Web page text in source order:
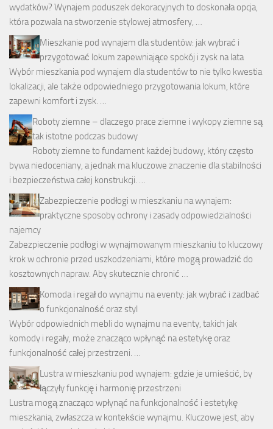
wydatków? Wynajem poduszek dekoracyjnych to doskonała opcja,
która pozwala na stworzenie stylowej atmosfery, …
Mieszkanie pod wynajem dla studentów: jak wybrać i
przygotować lokum zapewniające spokój i zysk na lata
Wybór mieszkania pod wynajem dla studentów to nie tylko kwestia
lokalizacji, ale także odpowiedniego przygotowania lokum, które
zapewni komfort i zysk. …
Roboty ziemne – dlaczego prace ziemne i wykopy ziemne są
tak istotne podczas budowy
Roboty ziemne to fundament każdej budowy, który często
bywa niedoceniany, a jednak ma kluczowe znaczenie dla stabilności
i bezpieczeństwa całej konstrukcji. …
Zabezpieczenie podłogi w mieszkaniu na wynajem:
praktyczne sposoby ochrony i zasady odpowiedzialności
najemcy
Zabezpieczenie podłogi w wynajmowanym mieszkaniu to kluczowy
krok w ochronie przed uszkodzeniami, które mogą prowadzić do
kosztownych napraw. Aby skutecznie chronić …
Komoda i regał do wynajmu na eventy: jak wybrać i zadbać
o funkcjonalność oraz styl
Wybór odpowiednich mebli do wynajmu na eventy, takich jak
komody i regały, może znacząco wpłynąć na estetykę oraz
funkcjonalność całej przestrzeni. …
Lustra w mieszkaniu pod wynajem: gdzie je umieścić, by
łączyły funkcję i harmonię przestrzeni
Lustra mogą znacząco wpłynąć na funkcjonalność i estetykę
mieszkania, zwłaszcza w kontekście wynajmu. Kluczowe jest, aby